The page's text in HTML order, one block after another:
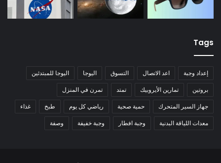
Tags
إعداد وجبة اعد الاتصال التسوق اليوجا اليوجا للمبتدئين
بروتين تمارين الأيروبيك تمتد تمرن في المنزل
جهاز السير المتحرك حمية صحية رياضي كل يوم طبخ غذاء
معدات اللياقة البدنية وجبة افطار وجبة خفيفة وصفة